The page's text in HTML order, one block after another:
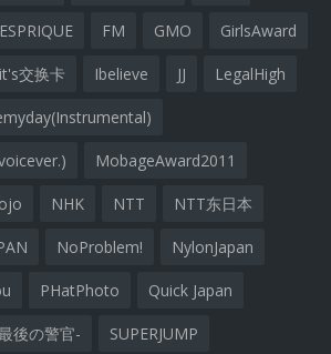
ESPRIQUE FM GMO GirlsAward
交换卡 Ibelieve JJ LegalHigh
MobageAward2011
NHK NTT NTT东日本
NoProblem! NylonJapan
PHatPhoto Quick Japan
後の警官- SUPERJUMP